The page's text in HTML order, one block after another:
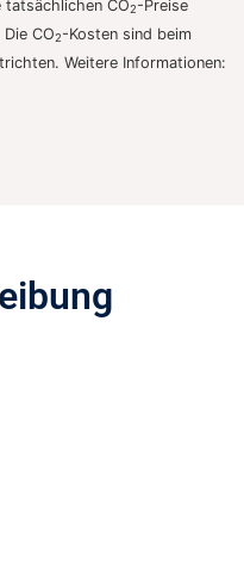
CO2-Preise
CO2-Kosten sind beim
Weitere Informationen: